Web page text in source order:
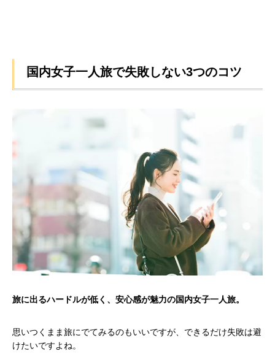
国内女子一人旅で失敗しない3つのコツ
旅に出るハードルが低く、安心感が魅力の国内女子一人旅。
思いつくまま旅にでてみるのもいいですが、できるだけ失敗は避
けたいですよね。